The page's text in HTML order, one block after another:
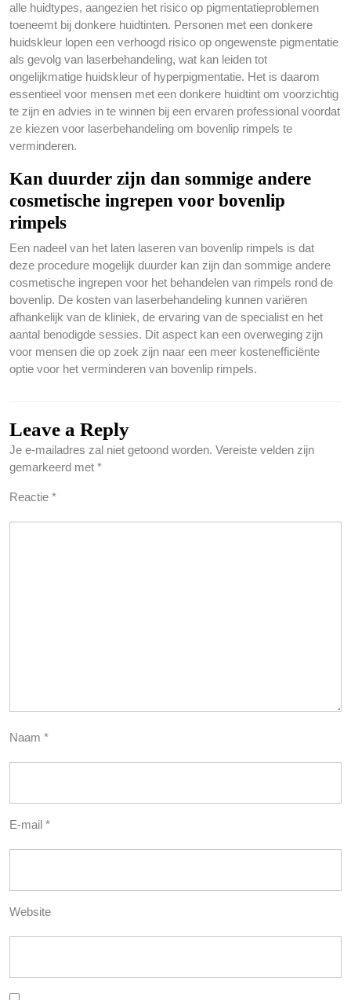
alle huidtypes, aangezien het risico op pigmentatieproblemen
toeneemt bij donkere huidtinten. Personen met een donkere
huidskleur lopen een verhoogd risico op ongewenste pigmentatie
als gevolg van laserbehandeling, wat kan leiden tot
ongelijkmatige huidskleur of hyperpigmentatie. Het is daarom
essentieel voor mensen met een donkere huidtint om voorzichtig
te zijn en advies in te winnen bij een ervaren professional voordat
ze kiezen voor laserbehandeling om bovenlip rimpels te
verminderen.
Kan duurder zijn dan sommige andere
cosmetische ingrepen voor bovenlip
rimpels
Een nadeel van het laten laseren van bovenlip rimpels is dat
deze procedure mogelijk duurder kan zijn dan sommige andere
cosmetische ingrepen voor het behandelen van rimpels rond de
bovenlip. De kosten van laserbehandeling kunnen variëren
afhankelijk van de kliniek, de ervaring van de specialist en het
aantal benodigde sessies. Dit aspect kan een overweging zijn
voor mensen die op zoek zijn naar een meer kostenefficiënte
optie voor het verminderen van bovenlip rimpels.
Leave a Reply
Je e-mailadres zal niet getoond worden. Vereiste velden zijn
gemarkeerd met *
Reactie *
Naam *
E-mail *
Website